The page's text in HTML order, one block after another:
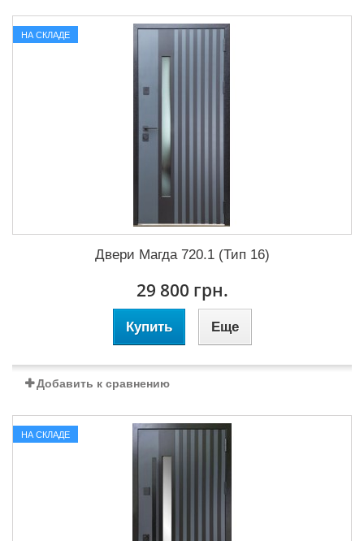
НА СКЛАДЕ
Двери Магда 720.1 (Тип 16)
29 800 грн.
Купить Еще
Добавить к сравнению
НА СКЛАДЕ